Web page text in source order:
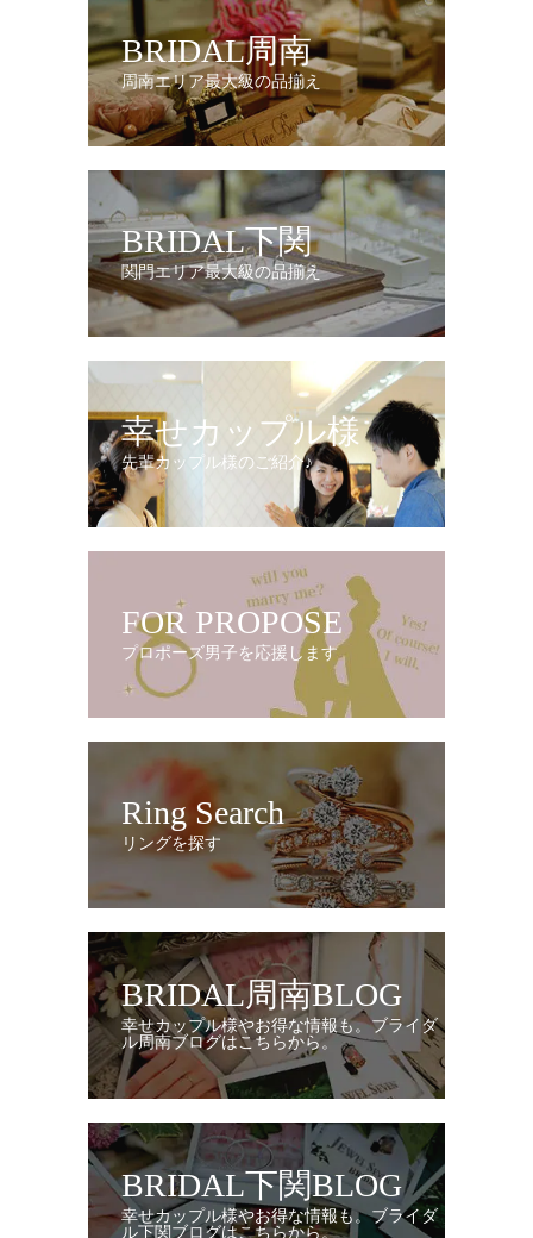
BRIDAL周南
周南エリア最大級の品揃え
BRIDAL下関
関門エリア最大級の品揃え
幸せカップル様
先輩カップル様のご紹介♪
FOR PROPOSE
プロポーズ男子を応援します
Ring Search
リングを探す
BRIDAL周南BLOG
幸せカップル様やお得な情報も。ブライダ
ル周南ブログはこちらから。
BRIDAL下関BLOG
幸せカップル様やお得な情報も。ブライダ
ル下関ブログはこちらから。